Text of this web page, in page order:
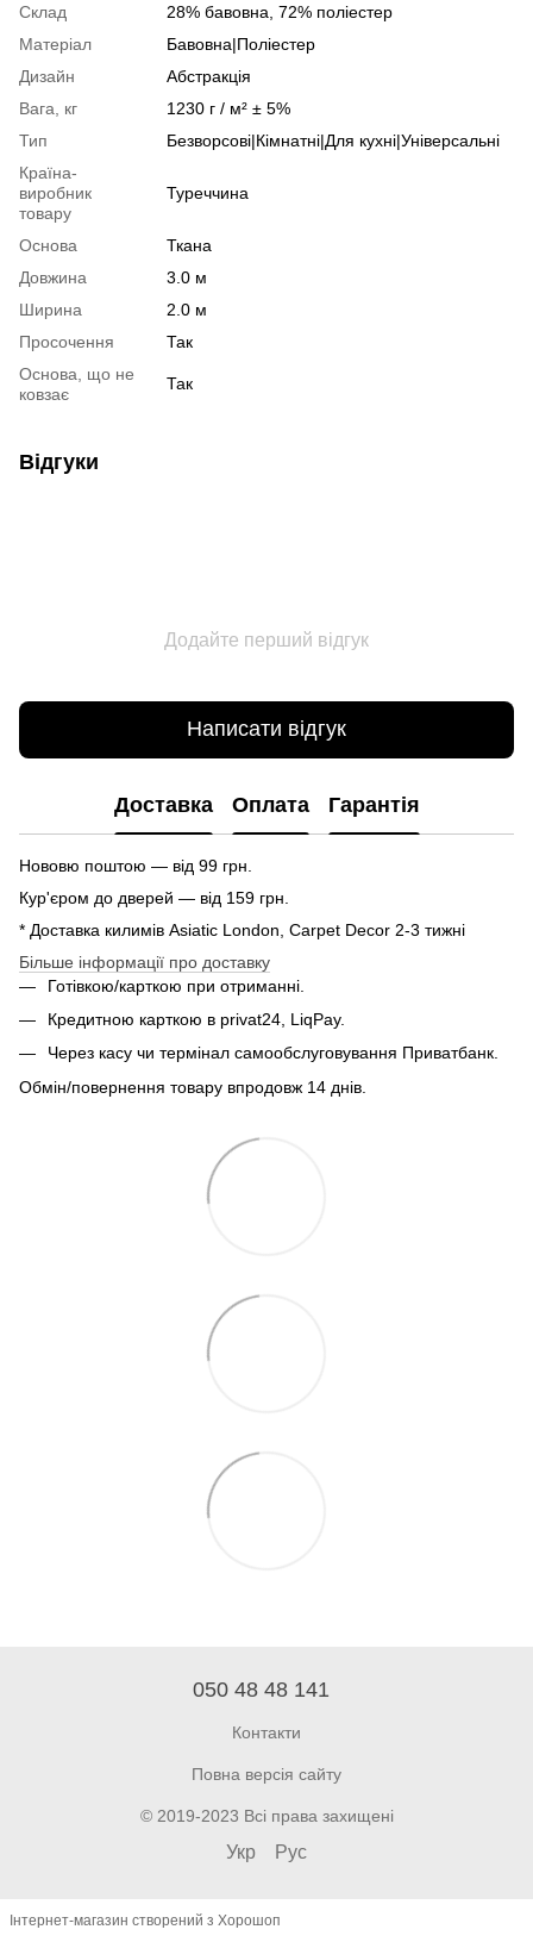
Склад
28% бавовна, 72% поліестер
Матеріал
Бавовна|Поліестер
Дизайн
Абстракція
Вага, кг
1230 г / м² ± 5%
Тип
Безворсові|Кімнатні|Для кухні|Універсальні
Країна-
виробник
товару
Туреччина
Основа
Ткана
Довжина
3.0 м
Ширина
2.0 м
Просочення
Так
Основа, що не
ковзає
Так
Відгуки
Додайте перший відгук
Написати відгук
Доставка Оплата Гарантія
Нововю поштою — від 99 грн.
Кур'єром до дверей — від 159 грн.
* Доставка килимів Asiatic London, Carpet Decor 2-3 тижні
Більше інформації про доставку
Готівкою/карткою при отриманні.
Кредитною карткою в privat24, LiqPay.
Через касу чи термінал самообслуговування Приватбанк.
Обмін/повернення товару впродовж 14 днів.
050 48 48 141
Контакти
Повна версія сайту
© 2019-2023 Всі права захищені
Укр Рус
Інтернет-магазин створений з Хорошоп